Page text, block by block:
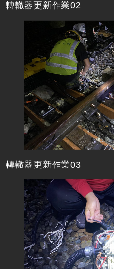
轉轍器更新作業02
轉轍器更新作業03